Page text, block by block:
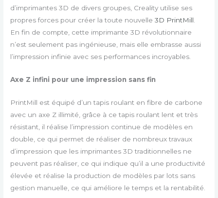
d’imprimantes 3D de divers groupes, Creality utilise ses
propres forces pour créer la toute nouvelle3D PrintMill
En fin de compte, cette imprimante 3D révolutionnaire
n’est seulement pas ingénieuse, mais elle embrasse aussi
l’impression infinie avec ses performances incroyables.
Axe Z infini pour une impression sans fin
PrintMill est équipé d’un tapis roulant en fibre de carbone
avec un axe Z illimité, grâce à ce tapis roulant lent et très
résistant, il réalise l’impression continue de modèles en
double, ce qui permet de réaliser de nombreux travaux
d’impression que les imprimantes 3D traditionnelles ne
peuvent pas réaliser, ce qui indique qu’il a une productivité
élevée et réalise la production de modèles par lots sans
gestion manuelle, ce qui améliore le temps et la rentabilité.